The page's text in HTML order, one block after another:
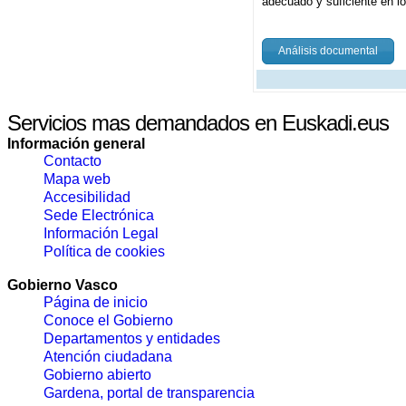
Análisis documental
Servicios mas demandados en Euskadi.eus
Información general
Contacto
Mapa web
Accesibilidad
Sede Electrónica
Información Legal
Política de cookies
Gobierno Vasco
Página de inicio
Conoce el Gobierno
Departamentos y entidades
Atención ciudadana
Gobierno abierto
Gardena, portal de transparencia